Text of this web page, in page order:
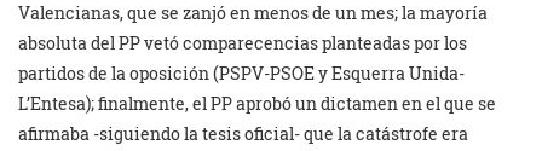
Valencianas, que se zanjó en menos de un mes; la mayoría
absoluta del PP vetó comparecencias planteadas por los
partidos de la oposición (PSPV-PSOE y Esquerra Unida-
L’Entesa); finalmente, el PP aprobó un dictamen en el que se
afirmaba -siguiendo la tesis oficial- que la catástrofe era